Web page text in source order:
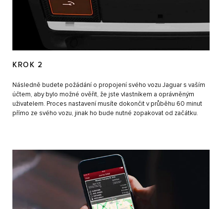
KROK 2
Následně budete požádání o propojení svého vozu Jaguar s vaším
účtem, aby bylo možné ověřit, že jste vlastníkem a oprávněným
uživatelem. Proces nastavení musíte dokončit v průběhu 60 minut
přímo ze svého vozu, jinak ho bude nutné zopakovat od začátku.